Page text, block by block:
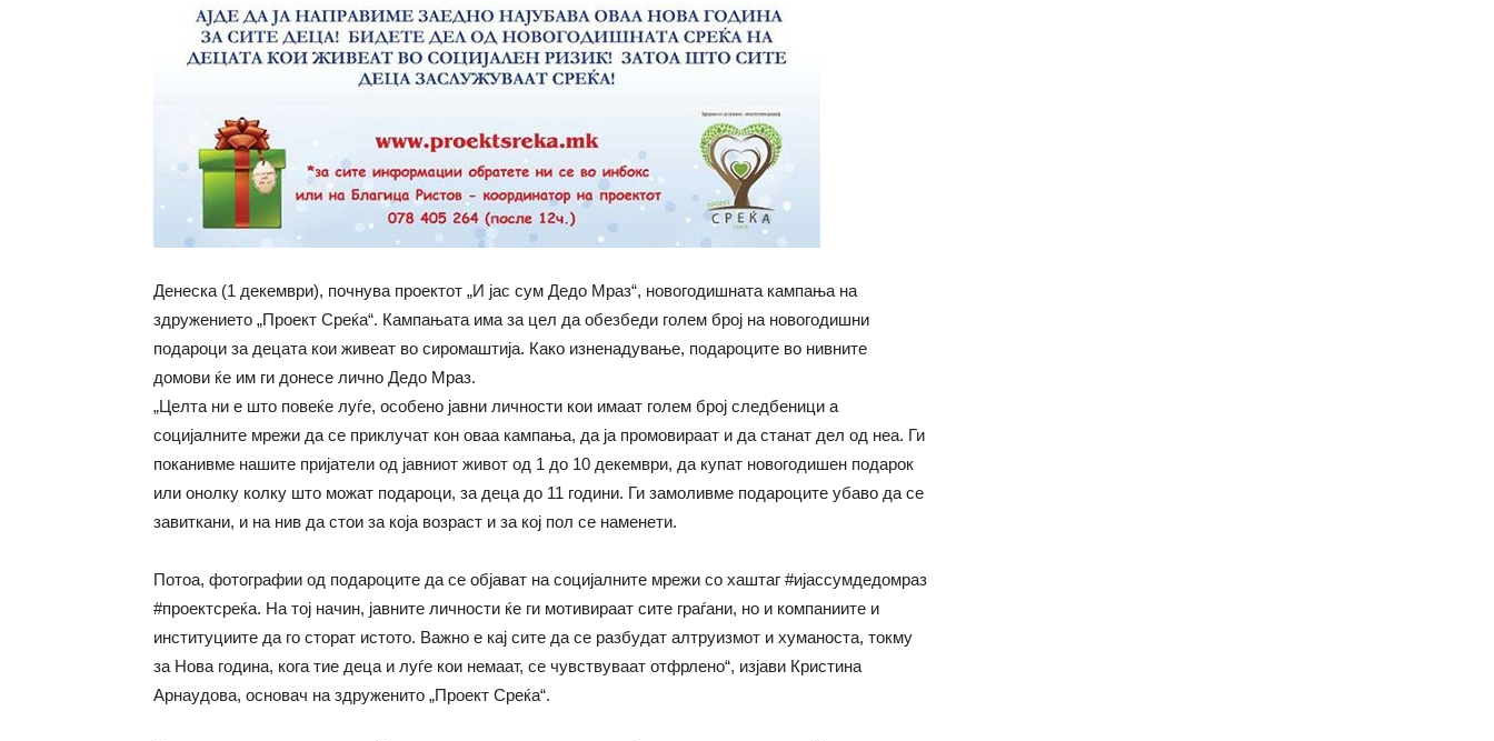
Денеска (1 декември), почнува проектот „И јас сум Дедо Мраз“, новогодишната кампања на
здружението „Проект Среќа“. Кампањата има за цел да обезбеди голем број на новогодишни
подароци за децата кои живеат во сиромаштија. Како изненадување, подароците во нивните
домови ќе им ги донесе лично Дедо Мраз.
„Целта ни е што повеќе луѓе, особено јавни личности кои имаат голем број следбеници а
социјалните мрежи да се приклучат кон оваа кампања, да ја промовираат и да станат дел од неа. Ги
поканивме нашите пријатели од јавниот живот од 1 до 10 декември, да купат новогодишен подарок
или онолку колку што можат подароци, за деца до 11 години. Ги замоливме подароците убаво да се
завиткани, и на нив да стои за која возраст и за кој пол се наменети.
Потоа, фотографии од подароците да се објават на социјалните мрежи со хаштаг #ијассумдедомраз
#проектсреќа. На тој начин, јавните личности ќе ги мотивираат сите граѓани, но и компаниите и
институциите да го сторат истото. Важно е кај сите да се разбудат алтруизмот и хуманоста, токму
за Нова година, кога тие деца и луѓе кои немаат, се чувствуваат отфрлено“, изјави Кристина
Арнаудова, основач на здруженито „Проект Среќа“.